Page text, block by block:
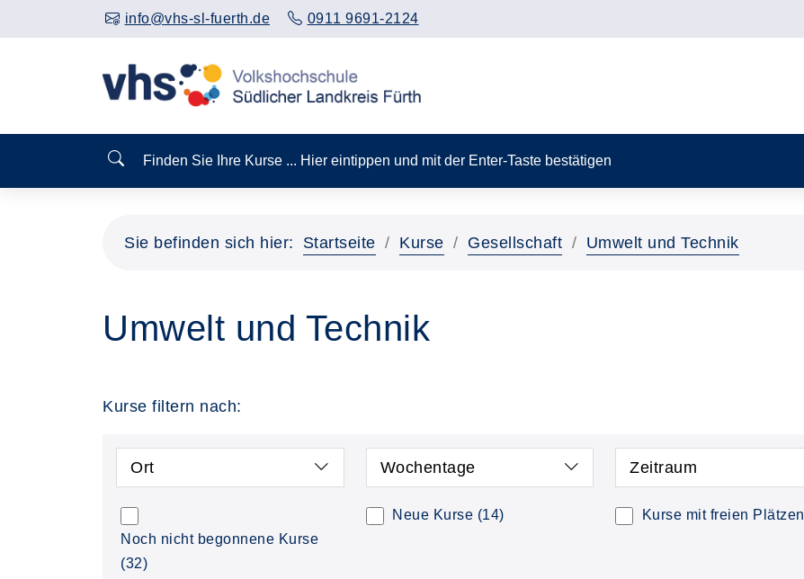
info@vhs-sl-fuerth.de 0911 9691-2124
Finden Sie Ihre Kurse ... Hier eintippen und mit der Enter-Taste bestätigen
Sie befinden sich hier: Startseite Kurse Gesellschaft Umwelt und Technik
Umwelt und Technik
Kurse filtern nach:
Ort Wochentage Zeitraum
Noch nicht begonnene Kurse
(32)
Neue Kurse (14) Kurse mit freien Plätzen